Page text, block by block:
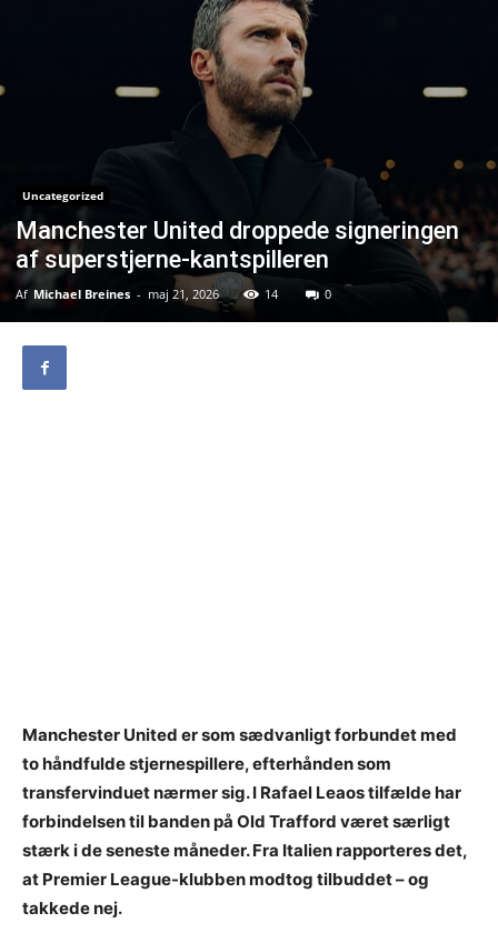
Uncategorized
Manchester United droppede signeringen
af superstjerne-kantspilleren
Af Michael Breines - maj 21, 2026 14 0
Manchester United er som sædvanligt forbundet med
to håndfulde stjernespillere, efterhånden som
transfervinduet nærmer sig. I Rafael Leaos tilfælde har
forbindelsen til banden på Old Trafford været særligt
stærk i de seneste måneder. Fra Italien rapporteres det,
at Premier League-klubben modtog tilbuddet – og
takkede nej.